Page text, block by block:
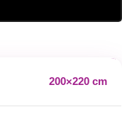
200×220 cm